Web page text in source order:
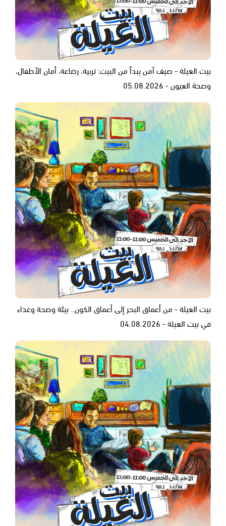
بيت العيلة - صيف آمن يبدأ من البيت: تربية، رضاعة، أمان الأطفال،
وصحة العيون - 05.08.2026
بيت العيلة - من أعماق البحر إلى أعماق الكون.. بيئة وصحة وغذاء
في بيت العيلة - 04.08.2026